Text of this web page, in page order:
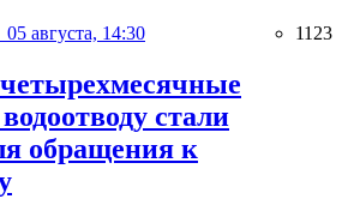
05 августа, 14:30 1123
стали
обращения к